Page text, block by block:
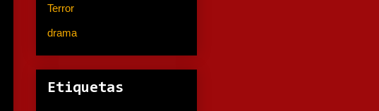
Terror
drama
Etiquetas